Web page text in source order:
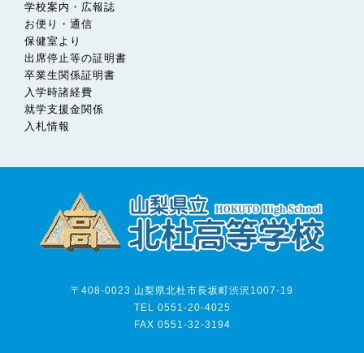
学校案内・広報誌
お便り・通信
保健室より
出席停止等の証明書
卒業生関係証明書
入学時諸経費
就学支援金関係
入札情報
〒408-0023 山梨県北杜市長坂町渋沢1007-19
TEL 0551-20-4025
FAX 0551-32-3194